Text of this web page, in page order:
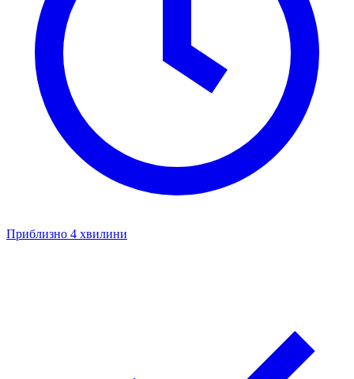
Приблизно 4 хвилини